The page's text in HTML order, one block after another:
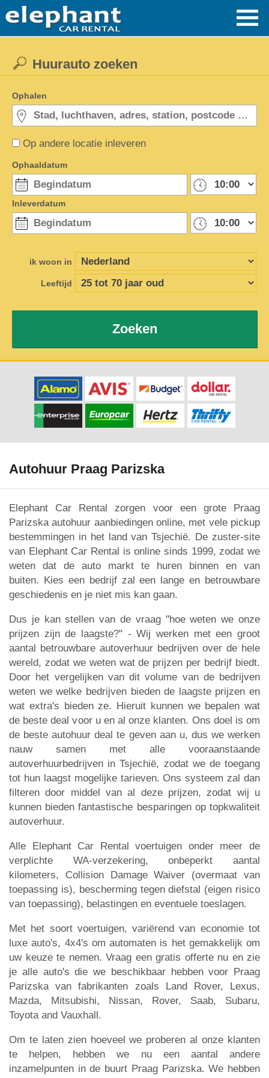
Op andere locatie inleveren
Huurauto zoeken
Ophalen
Ophaaldatum
Inleverdatum
ik woon in
Leeftijd
Zoeken
Autohuur Praag Parizska
Elephant Car Rental zorgen voor een grote Praag
Parizska autohuur aanbiedingen online, met vele pickup
bestemmingen in het land van Tsjechië. De zuster-site
van Elephant Car Rental is online sinds 1999, zodat we
weten dat de auto markt te huren binnen en van
buiten. Kies een bedrijf zal een lange en betrouwbare
geschiedenis en je niet mis kan gaan.
Dus je kan stellen van de vraag "hoe weten we onze
prijzen zijn de laagste?" - Wij werken met een groot
aantal betrouwbare autoverhuur bedrijven over de hele
wereld, zodat we weten wat de prijzen per bedrijf biedt.
Door het vergelijken van dit volume van de bedrijven
weten we welke bedrijven bieden de laagste prijzen en
wat extra's bieden ze. Hieruit kunnen we bepalen wat
de beste deal voor u en al onze klanten. Ons doel is om
de beste autohuur deal te geven aan u, dus we werken
nauw samen met alle vooraanstaande
autoverhuurbedrijven in Tsjechië, zodat we de toegang
tot hun laagst mogelijke tarieven. Ons systeem zal dan
filteren door middel van al deze prijzen, zodat wij u
kunnen bieden fantastische besparingen op topkwaliteit
autoverhuur.
Alle Elephant Car Rental voertuigen onder meer de
verplichte WA-verzekering, onbeperkt aantal
kilometers, Collision Damage Waiver (overmaat van
toepassing is), bescherming tegen diefstal (eigen risico
van toepassing), belastingen en eventuele toeslagen.
Met het soort voertuigen, variërend van economie tot
luxe auto's, 4x4's om automaten is het gemakkelijk om
uw keuze te nemen. Vraag een gratis offerte nu en zie
je alle auto's die we beschikbaar hebben voor Praag
Parizska van fabrikanten zoals Land Rover, Lexus,
Mazda, Mitsubishi, Nissan, Rover, Saab, Subaru,
Toyota and Vauxhall.
Om te laten zien hoeveel we proberen al onze klanten
te helpen, hebben we nu een aantal andere
inzamelpunten in de buurt Praag Parizska. We hebben